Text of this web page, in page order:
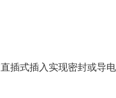
插式插入实现密封或导电